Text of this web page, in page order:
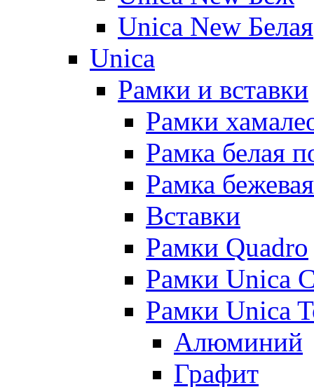
Unica New Белая
Unica
Рамки и вставки
Рамки
Рамка белая
Рамка
Вставки
Рамки Quadro
Рамки Unica
Рамки Unica
Алюминий
Графит